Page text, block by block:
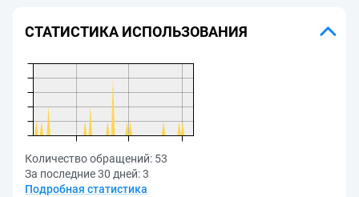
СТАТИСТИКА ИСПОЛЬЗОВАНИЯ
Количество обращений: 53
За последние 30 дней:3
Подробная статистика